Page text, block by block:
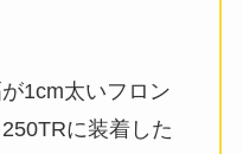
1cm太いフロン
に装着した